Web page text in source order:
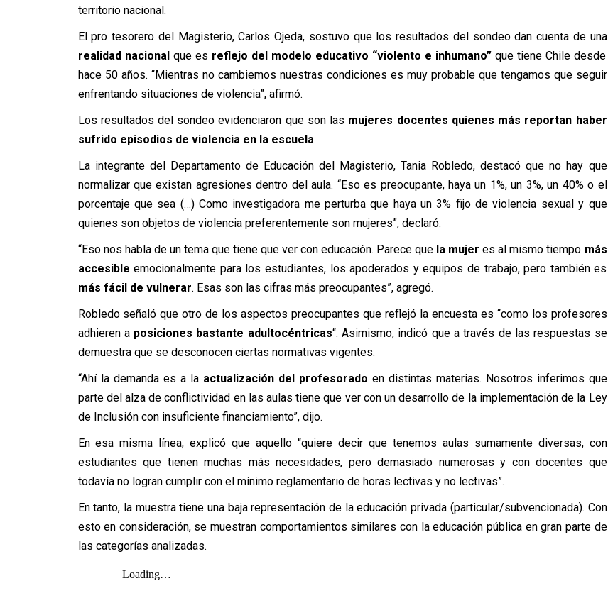
territorio nacional.
El pro tesorero del Magisterio, Carlos Ojeda, sostuvo que los resultados del sondeo dan cuenta de una
realidad nacionalque es reflejo del modelo educativo “violento e inhumano” que tiene Chile desde
hace 50 años. “Mientras no cambiemos nuestras condiciones es muy probable que tengamos que seguir
enfrentando situaciones de violencia”, afirmó.
Los resultados del sondeo evidenciaron que son las mujeres docentes quienes más reportan haber
sufrido episodios de violencia en la escuela.
La integrante del Departamento de Educación del Magisterio, Tania Robledo, destacó que no hay que
normalizar que existan agresiones dentro del aula. “Eso es preocupante, haya un 1%, un 3%, un 40% o el
porcentaje que sea (…) Como investigadora me perturba que haya un 3% fijo de violencia sexual y que
quienes son objetos de violencia preferentemente son mujeres”, declaró.
“Eso nos habla de un tema que tiene que ver con educación. Parece que la mujer es al mismo tiempo más
accesible emocionalmente para los estudiantes, los apoderados y equipos de trabajo, pero también es
más fácil de vulnerar. Esas son las cifras más preocupantes”, agregó.
Robledo señaló que otro de los aspectos preocupantes que reflejó la encuesta es “como los profesores
adhieren a posiciones bastante adultocéntricas“. Asimismo, indicó que a través de las respuestas se
demuestra que se desconocen ciertas normativas vigentes.
“Ahí la demanda es a la actualización del profesorado en distintas materias. Nosotros inferimos que
parte del alza de conflictividad en las aulas tiene que ver con un desarrollo de la implementación de la Ley
de Inclusión con insuficiente financiamiento”, dijo.
En esa misma línea, explicó que aquello “quiere decir que tenemos aulas sumamente diversas, con
estudiantes que tienen muchas más necesidades, pero demasiado numerosas y con docentes que
todavía no logran cumplir con el mínimo reglamentario de horas lectivas y no lectivas”.
En tanto, la muestra tiene una baja representación de la educación privada (particular/subvencionada). Con
esto en consideración, se muestran comportamientos similares con la educación pública en gran parte de
las categorías analizadas.